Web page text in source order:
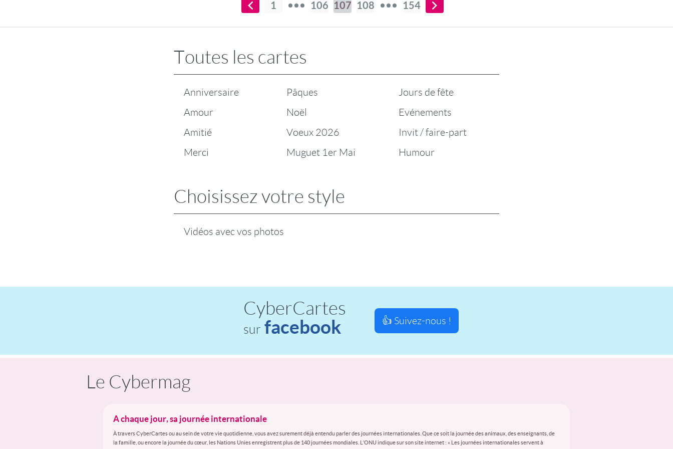
1 106 107 108 154
Toutes les cartes
Anniversaire
Amour
Amitié
Merci
Pâques
Noël
Voeux 2026
Muguet 1er Mai
Jours de fête
Evénements
Invit / faire-part
Humour
Choisissez votre style
Vidéos avec vos photos
CyberCartes
sur facebook 👍 Suivez-nous !
Le Cybermag
A chaque jour, sa journée internationale
À travers CyberCartes ou au sein de votre vie quotidienne, vous avez surement déjà entendu parler des journées internationales. Que ce soit la journée des animaux, des enseignants, de
la famille, ou encore la journée du cœur, les Nations Unies enregistrent plus de 140 journées mondiales. L’ONU indique sur son site internet : « Les journées internationales servent à